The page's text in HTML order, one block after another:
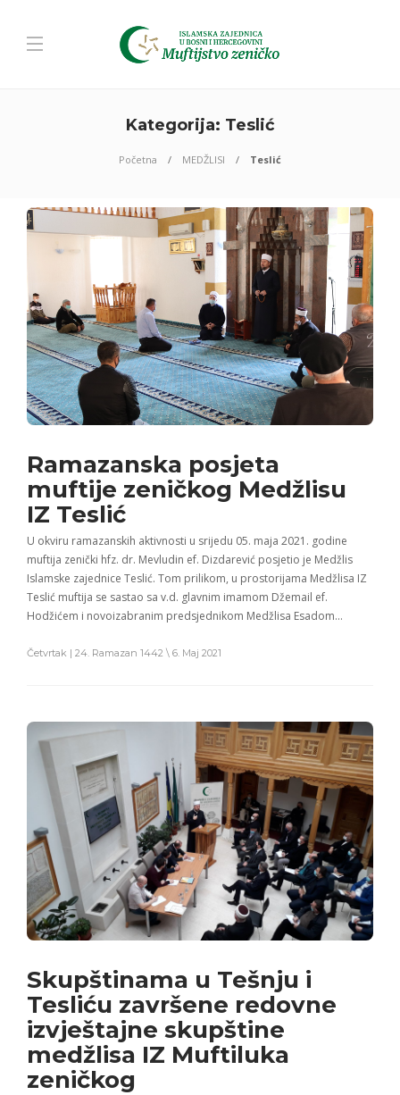
Kategorija: Teslić
Početna MEDŽLISI Teslić
Ramazanska posjeta
muftije zeničkog Medžlisu
IZ Teslić
U okviru ramazanskih aktivnosti u srijedu 05. maja 2021. godine
muftija zenički hfz. dr. Mevludin ef. Dizdarević posjetio je Medžlis
Islamske zajednice Teslić. Tom prilikom, u prostorijama Medžlisa IZ
Teslić muftija se sastao sa v.d. glavnim imamom Džemail ef.
Hodžićem i novoizabranim predsjednikom Medžlisa Esadom…
Četvrtak | 24. Ramazan 1442 \ 6. Maj 2021
Skupštinama u Tešnju i
Tesliću završene redovne
izvještajne skupštine
medžlisa IZ Muftiluka
zeničkog